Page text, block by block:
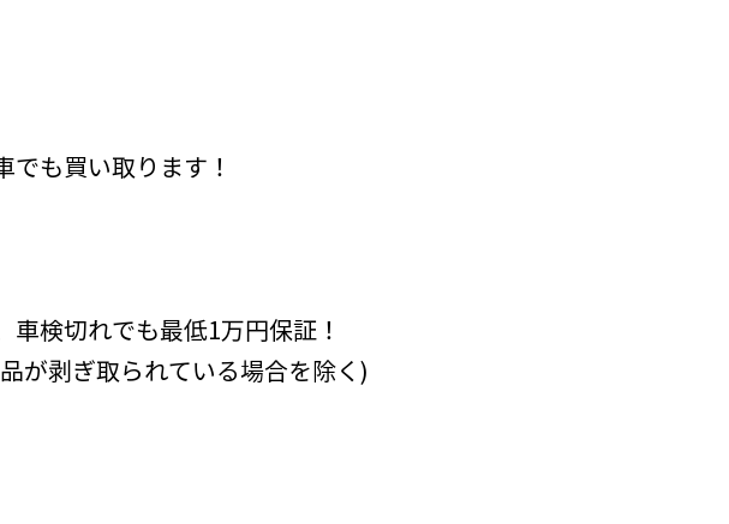
でも買い取ります！
車検切れでも最低1万円保証！
が剥ぎ取られている場合を除く)